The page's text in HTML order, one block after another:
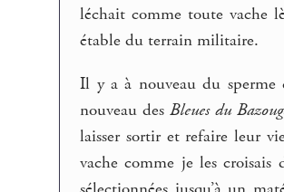
léchait comme toute vache
étable du terrain militaire.
Il y a à nouveau du
nouveau desBleues du
laisser sortir et refaire leur
vache comme je les croisais